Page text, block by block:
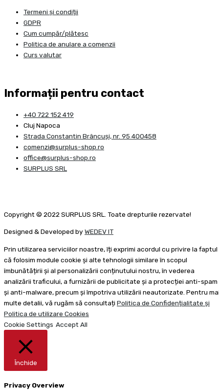
Termeni și condiții
GDPR
Cum cumpăr/plătesc
Politica de anulare a comenzii
Curs valutar
Informații pentru contact
+40 722 152 419
Cluj Napoca
Strada Constantin Brâncuşi, nr. 95 400458
comenzi@surplus-shop.ro
office@surplus-shop.ro
SURPLUS SRL
Copyright © 2022 SURPLUS SRL. Toate drepturile rezervate!
Designed & Developed by WEDEV IT
Prin utilizarea serviciilor noastre, îți exprimi acordul cu privire la faptul
că folosim module cookie și alte tehnologii similare în scopul
îmbunătățirii și al personalizării conținutului nostru, în vederea
analizării traficului, a furnizării de publicitate și a protecției anti-spam
și anti-malware, precum și împotriva utilizării neautorizate. Pentru
multe detalii, vă rugăm să consultați Politica de Confidențialitate și
Politica de utilizare Cookies
Cookie Settings Accept All
Închide
Privacy Overview